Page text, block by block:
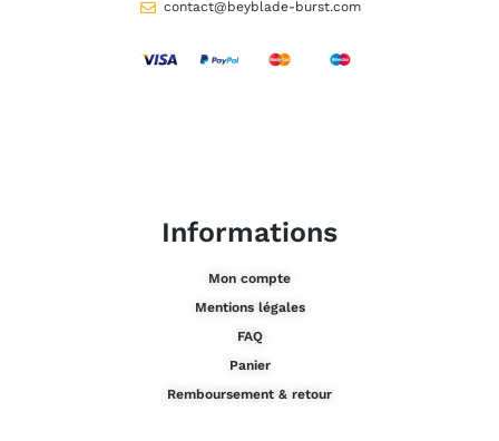
contact@beyblade-burst.com
Informations
Mon compte
Mentions légales
FAQ
Panier
Remboursement & retour